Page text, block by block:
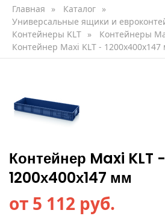
Главная » Каталог »
Универсальные ящики и
Контейнеры KLT » Контейнеры
Контейнер Maxi KLT - 1200х400х147
Контейнер Maxi KLT -
1200х400х147 мм
от 5 112 руб.